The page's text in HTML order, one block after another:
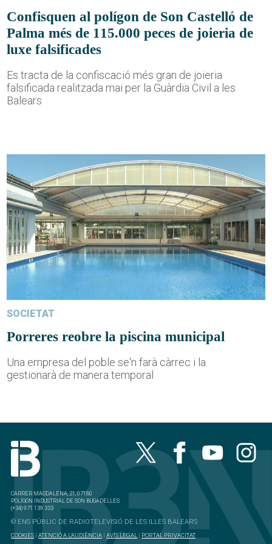
Confisquen al polígon de Son Castelló de
Palma més de 115.000 peces de joieria de
luxe falsificades
Es tracta de la confiscació més gran de joieria
falsificada realitzada mai per la Guàrdia Civil a les
Balears
SOCIETAT
Porreres reobre la piscina municipal
Una empresa del poble se'n farà càrrec i la
gestionarà de manera temporal
CARRER MAGDALENA, 21, 07180
POLÍGON INDUSTRIAL DE SON BUGADELLES
(+34) 971 139 333
© ENS PÚBLIC DE RADIOTELEVISIÓ DE LES ILLES BALEARS
COOKIES |ATENCIÓ A L'AUDIÈNCIA |AVÍS LEGAL | PORTAL PRIVACITAT